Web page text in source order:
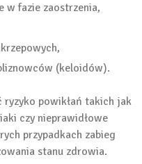
w fazie zaostrzenia,
(keloidów).
ryzyko powikłań takich jak
czy nieprawidłowe
przypadkach zabieg
stanu zdrowia.